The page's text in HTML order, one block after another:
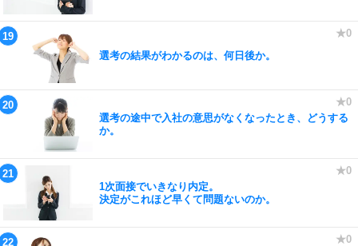
選考の結果がわかるのは、何日後か。
選考の途中で入社の意思がなくなったとき、どうする
か。
1次面接でいきなり内定。
決定がこれほど早くて問題ないのか。